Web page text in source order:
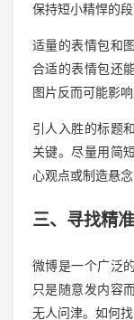
保持短小精悍的
适量的表情包和
合适的表情包还
图片反而可能影
引人入胜的标题
关键。尽量用简
心观点或制造悬
三、寻找精
微博是一个广泛
只是随意发内容
无人问津。如何